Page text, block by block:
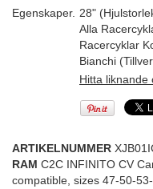
Egenskaper. 28"
Alla
Racercyklar
Bianchi
Hitta liknande
ARTIKELNUMMER
RAM C2C INFINITO CV
compatible, sizes 47-50-